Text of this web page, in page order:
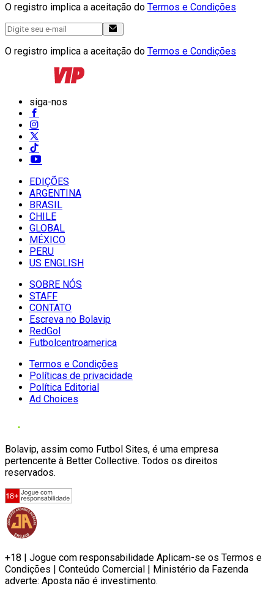
O registro implica a aceitação do Termos e Condições
O registro implica a aceitação do Termos e Condições
siga-nos
EDIÇÕES
ARGENTINA
BRASIL
CHILE
GLOBAL
MÉXICO
PERU
US ENGLISH
SOBRE NÓS
STAFF
CONTATO
Escreva no Bolavip
RedGol
Futbolcentroamerica
Termos e Condições
Políticas de privacidade
Política Editorial
Ad Choices
Bolavip, assim como Futbol Sites, é uma empresa
pertencente à Better Collective. Todos os direitos
reservados.
+18 | Jogue com responsabilidade Aplicam-se os Termos e
Condições | Conteúdo Comercial | Ministério da Fazenda
adverte: Aposta não é investimento.